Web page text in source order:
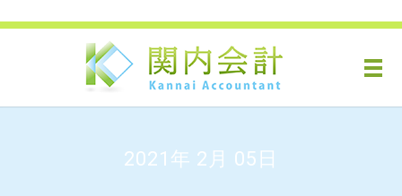
メ
2021年 2月 05日